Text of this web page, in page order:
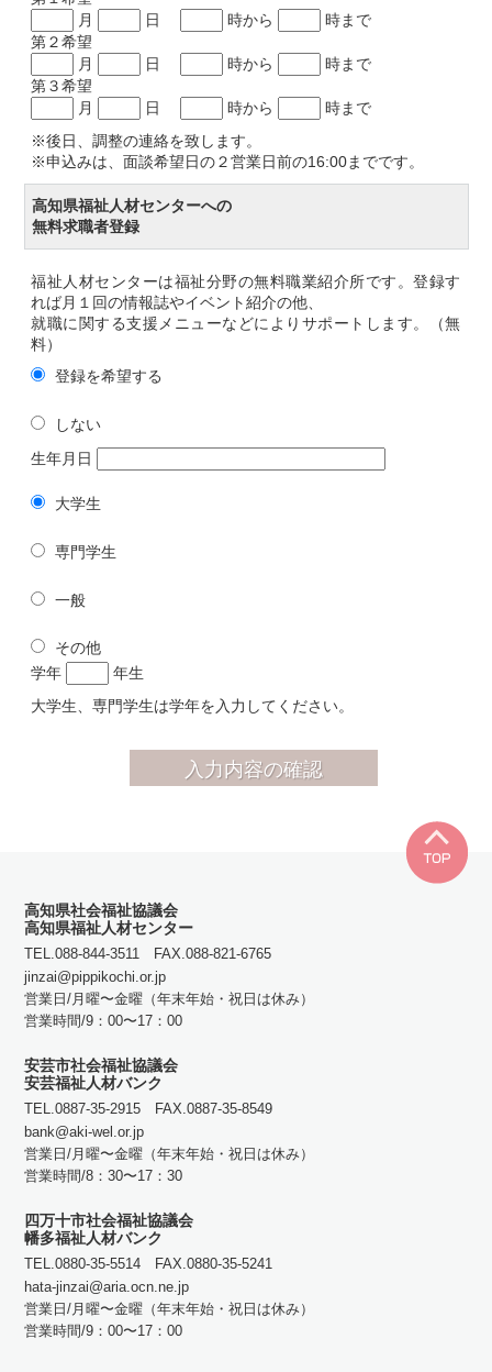
月
日 時から
時まで
第２希望
月
日 時から
時まで
第３希望
月
日 時から
時まで
※後日、調整の連絡を致します。
※申込みは、面談希望日の２営業日前の16:00までです。
高知県福祉人材センターへの
無料求職者登録
福祉人材センターは福祉分野の無料職業紹介所です。登録す
れば月１回の情報誌やイベント紹介の他、
就職に関する支援メニューなどによりサポートします。（無
料）
登録を希望する
しない
生年月日
大学生
専門学生
一般
その他
学年
年生
大学生、専門学生は学年を入力してください。
高知県社会福祉協議会
高知県福祉人材センター
TEL.088-844-3511 FAX.088-821-6765
jinzai@pippikochi.or.jp
営業日/月曜〜金曜（年末年始・祝日は休み）
営業時間/9：00〜17：00
安芸市社会福祉協議会
安芸福祉人材バンク
TEL.0887-35-2915 FAX.0887-35-8549
bank@aki-wel.or.jp
営業日/月曜〜金曜（年末年始・祝日は休み）
営業時間/8：30〜17：30
四万十市社会福祉協議会
幡多福祉人材バンク
TEL.0880-35-5514 FAX.0880-35-5241
hata-jinzai@aria.ocn.ne.jp
営業日/月曜〜金曜（年末年始・祝日は休み）
営業時間/9：00〜17：00